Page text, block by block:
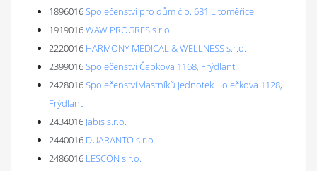
1896016Společenství pro dům č.p. 681 Litoměřice
1919016WAW PROGRES s.r.o.
2220016 HARMONY MEDICAL & WELLNESS s.r.o.
2399016Společenství Čapkova 1168, Frýdlant
2428016Společenství vlastníků jednotek Holečkova 1128,
Frýdlant
2434016 Jabis s.r.o.
2440016 DUARANTO s.r.o.
2486016 LESCON s.r.o.